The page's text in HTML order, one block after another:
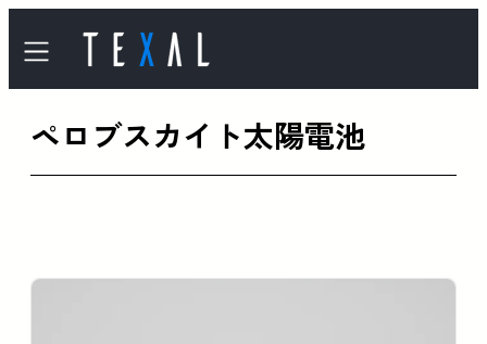
容
を
ペロブスカイト太陽電池